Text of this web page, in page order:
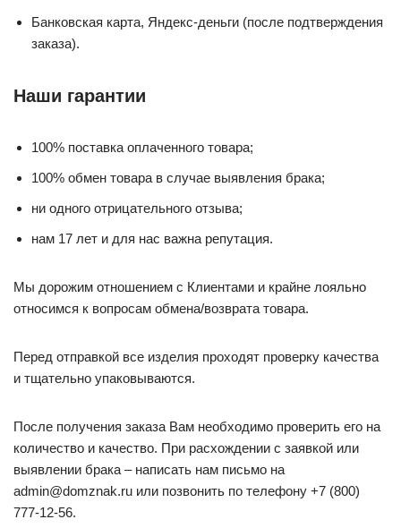
Банковская карта, Яндекс-деньги (после подтверждения
заказа).
Наши гарантии
100% поставка оплаченного товара;
100% обмен товара в случае выявления брака;
ни одного отрицательного отзыва;
нам 17 лет и для нас важна репутация.
Мы дорожим отношением с Клиентами и крайне лояльно
относимся к вопросам обмена/возврата товара.
Перед отправкой все изделия проходят проверку качества
и тщательно упаковываются.
После получения заказа Вам необходимо проверить его на
количество и качество. При расхождении с заявкой или
выявлении брака – написать нам письмо на
admin@domznak.ru или позвонить по телефону +7 (800)
777-12-56.